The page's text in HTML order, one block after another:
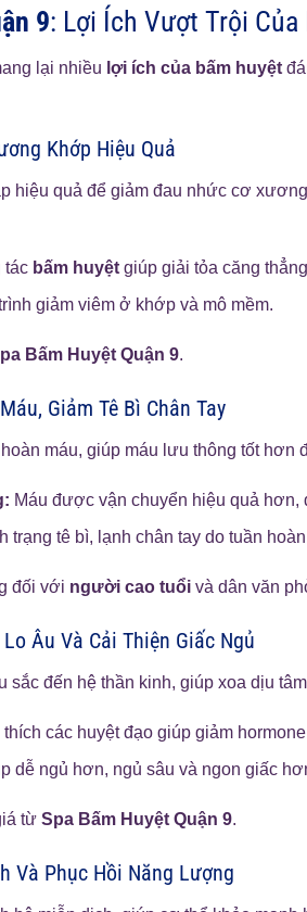
9: Lợi Ích Vượt Trội
lại nhiều lợi ích của bấm huyệt
Khớp Hiệu Quả
hiệu quả để giảm đau nhức cơ
tác bấm huyệtgiúp giải tỏa căng
giảm viêm ở khớp và mô mềm.
Bấm Huyệt Quận 9.
Giảm Tê Bì Chân Tay
máu, giúp máu lưu thông tốt hơn
Máu được vận chuyển hiệu quả
trạng tê bì, lạnh chân tay do tuần
đối với người cao tuổi và dân văn
Âu Và Cải Thiện Giấc Ngủ
sắc đến hệ thần kinh, giúp xoa dịu
thích các huyệt đạo giúp giảm
dễ ngủ hơn, ngủ sâu và ngon giấc
từ Spa Bấm Huyệt Quận 9.
Và Phục Hồi Năng Lượng